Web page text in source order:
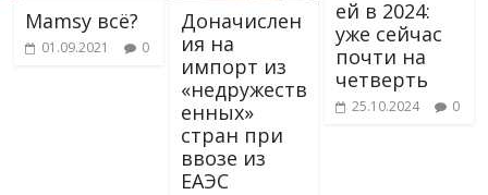
Mamsy всё?
01.09.2021 0
Доначислен
ия на
импорт из
«недружеств
енных»
стран при
ввозе из
ЕАЭС
ей в 2024:
уже сейчас
почти на
четверть
25.10.2024 0